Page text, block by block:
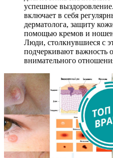
успешное
включает в себя
дерматолога, защиту
помощью кремов и
Люди, столкнувшиеся с
подчеркивают важность
внимательного